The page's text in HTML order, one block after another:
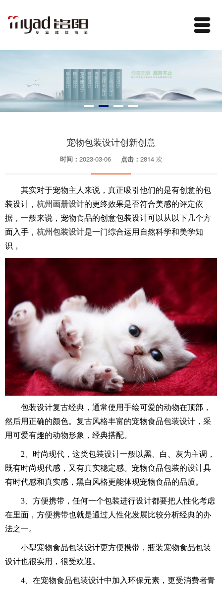
宠物包装设计创新创意
时间： 2023-03-06 点击： 2814 次
其实对于宠物主人来说，真正吸引他们的是有创意的包
装设计， 杭州画册设计的更终效果是否符合美感的评定依
据，一般来说，宠物食品的创意包装设计可以从以下几个方
面入手， 杭州包装设计是一门综合运用自然科学和美学知
识，
包装设计复古经典，通常使用手绘可爱的动物在顶部，
然后用正确的颜色。复古风格丰富的宠物食品包装设计，采
用可爱有趣的动物形象，经典搭配。
2、时尚现代，这类包装设计一般以黑、白、灰为主调，
既有时尚现代感，又有真实稳定感。宠物食品包装的设计具
有时代感和真实感，黑白风格更能体现宠物食品的品质。
3、方便携带，任何一个包装进行设计都要把人性化考虑
在里面，方便携带也就是通过人性化发展比较分析经典的办
法之一。
小型宠物食品包装设计更方便携带，瓶装宠物食品包装
设计也很实用，很受欢迎。
4、在宠物食品包装设计中加入环保元素，更受消费者青